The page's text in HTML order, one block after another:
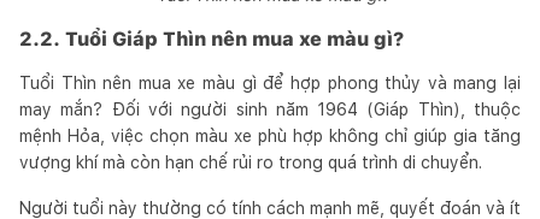
2.2. Tuổi Giáp Thìn nên mua xe màu gì?
Tuổi Thìn nên mua xe màu gì để hợp phong thủy và mang lại
may mắn? Đối với người sinh năm 1964 (Giáp Thìn), thuộc
mệnh Hỏa, việc chọn màu xe phù hợp không chỉ giúp gia tăng
vượng khí mà còn hạn chế rủi ro trong quá trình di chuyển.
Người tuổi này thường có tính cách mạnh mẽ, quyết đoán và ít